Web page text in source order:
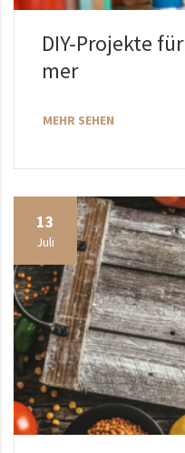
DIY-Projekte
mer
MEHR SEHEN
13
Juli